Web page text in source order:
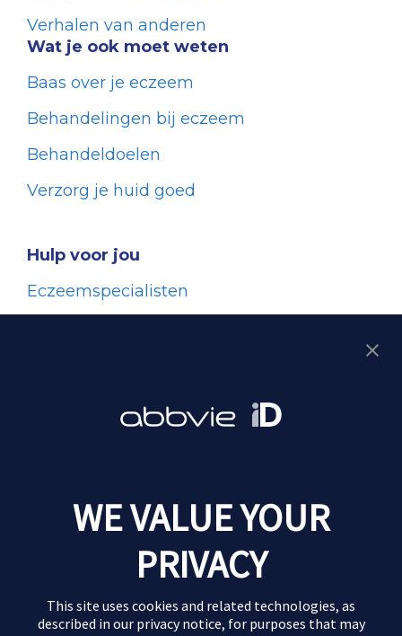
Verhalen van anderen
Wat je ook moet weten
Baas over je eczeem
Behandelingen bij eczeem
Behandeldoelen
Verzorg je huid goed
Hulp voor jou
Eczeemspecialisten
WE VALUE YOUR
PRIVACY
This site uses cookies and related technologies, as
described in our privacy notice, for purposes that may